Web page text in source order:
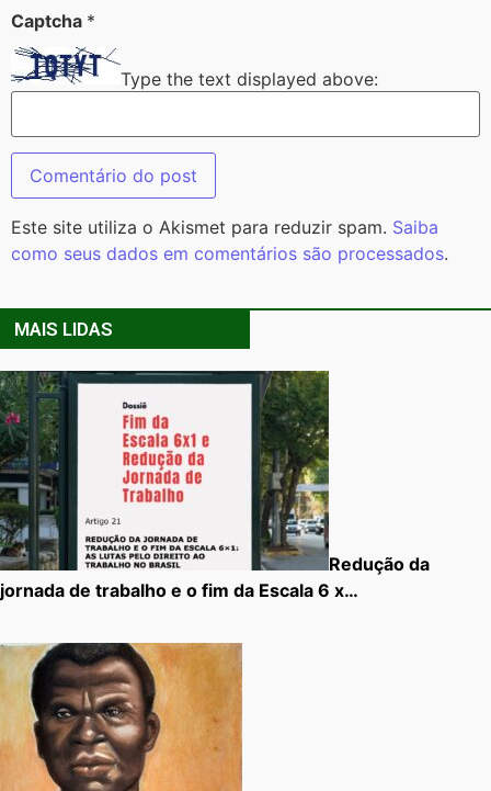
Captcha *
Type the text displayed above:
Este site utiliza o Akismet para reduzir spam. Saiba
como seus dados em comentários são processados.
MAIS LIDAS
Redução da
jornada de trabalho e o fim da Escala 6 x…